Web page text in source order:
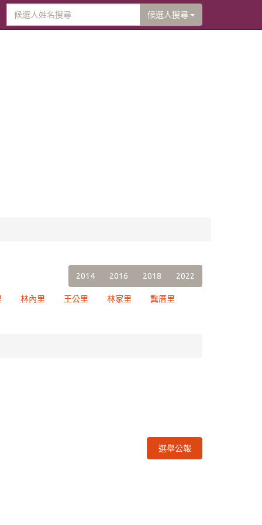
候選人搜尋
2014 2016 2018 2022
林內里 王公里 林家里 龔厝里
選舉公報